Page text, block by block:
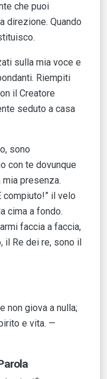
che puoi
direzione. Quando
sulla mia voce e
Riempiti
il Creatore
seduto a casa
sono
con te dovunque
presenza.
compiuto!” il velo
cima a fondo.
faccia a faccia,
Re dei re, sono il
non giova a nulla;
e vita. —